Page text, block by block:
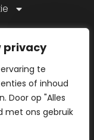
privacy
te
of inhoud
Door op "Alles
met ons gebruik